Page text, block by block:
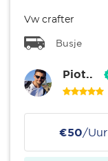
Vw crafter
Busje
Piot..
€50/Uur